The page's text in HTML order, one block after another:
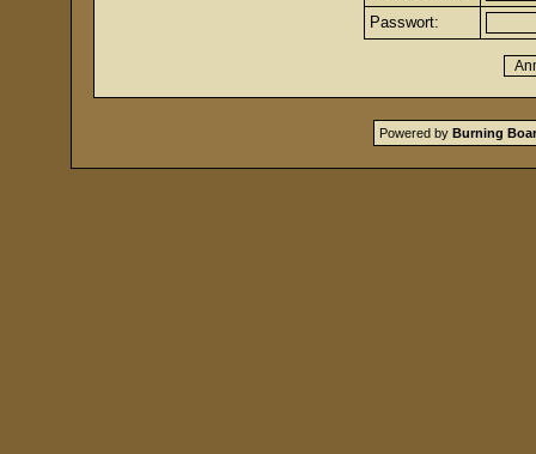
Passwort:
Powered by Burning